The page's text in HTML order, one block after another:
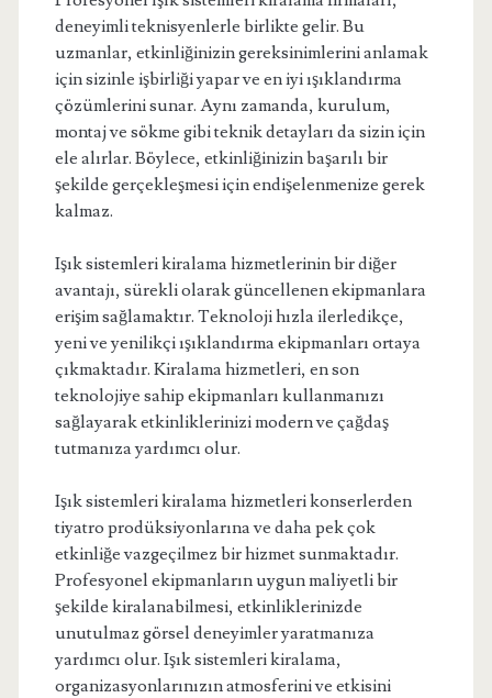
deneyimli teknisyenlerle birlikte gelir. Bu
uzmanlar, etkinliğinizin gereksinimlerini anlamak
için sizinle işbirliği yapar ve en iyi ışıklandırma
çözümlerini sunar. Aynı zamanda, kurulum,
montaj ve sökme gibi teknik detayları da sizin için
ele alırlar. Böylece, etkinliğinizin başarılı bir
şekilde gerçekleşmesi için endişelenmenize gerek
kalmaz.
Işık sistemleri kiralama hizmetlerinin bir diğer
avantajı, sürekli olarak güncellenen ekipmanlara
erişim sağlamaktır. Teknoloji hızla ilerledikçe,
yeni ve yenilikçi ışıklandırma ekipmanları ortaya
çıkmaktadır. Kiralama hizmetleri, en son
teknolojiye sahip ekipmanları kullanmanızı
sağlayarak etkinliklerinizi modern ve çağdaş
tutmanıza yardımcı olur.
Işık sistemleri kiralama hizmetleri konserlerden
tiyatro prodüksiyonlarına ve daha pek çok
etkinliğe vazgeçilmez bir hizmet sunmaktadır.
Profesyonel ekipmanların uygun maliyetli bir
şekilde kiralanabilmesi, etkinliklerinizde
unutulmaz görsel deneyimler yaratmanıza
yardımcı olur. Işık sistemleri kiralama,
organizasyonlarınızın atmosferini ve etkisini